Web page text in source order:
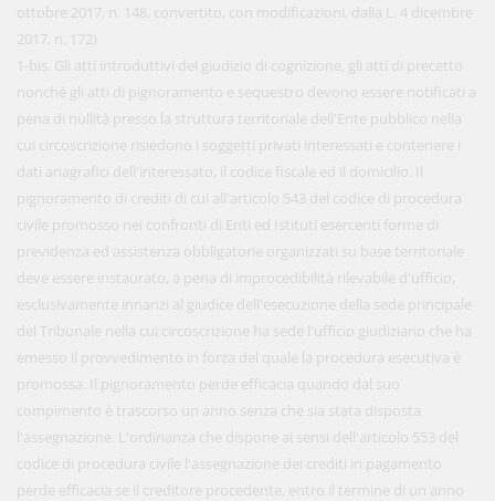
ottobre 2017, n. 148, convertito, con modificazioni, dalla L. 4 dicembre
2017, n. 172)
1-bis. Gli atti introduttivi del giudizio di cognizione, gli atti di precetto
nonché gli atti di pignoramento e sequestro devono essere notificati a
pena di nullità presso la struttura territoriale dell'Ente pubblico nella
cui circoscrizione risiedono i soggetti privati interessati e contenere i
dati anagrafici dell'interessato, il codice fiscale ed il domicilio. Il
pignoramento di crediti di cui all'articolo 543 del codice di procedura
civile promosso nei confronti di Enti ed Istituti esercenti forme di
previdenza ed assistenza obbligatorie organizzati su base territoriale
deve essere instaurato, a pena di improcedibilità rilevabile d'ufficio,
esclusivamente innanzi al giudice dell'esecuzione della sede principale
del Tribunale nella cui circoscrizione ha sede l'ufficio giudiziario che ha
emesso il provvedimento in forza del quale la procedura esecutiva è
promossa. Il pignoramento perde efficacia quando dal suo
compimento è trascorso un anno senza che sia stata disposta
l'assegnazione. L'ordinanza che dispone ai sensi dell'articolo 553 del
codice di procedura civile l'assegnazione dei crediti in pagamento
perde efficacia se il creditore procedente, entro il termine di un anno